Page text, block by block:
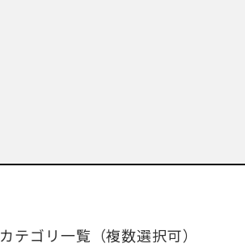
カテゴリ一覧（複数選択可）